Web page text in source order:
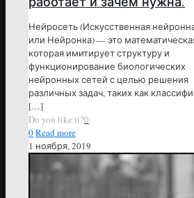
Нейросеть (Искусственная
или Нейронка) — это
которая имитирует структуру и
функционирование биологических
нейронных сетей с целью решения
различных задач, таких как
[…]
Do you like it?0
0Read more
1 ноября, 2019